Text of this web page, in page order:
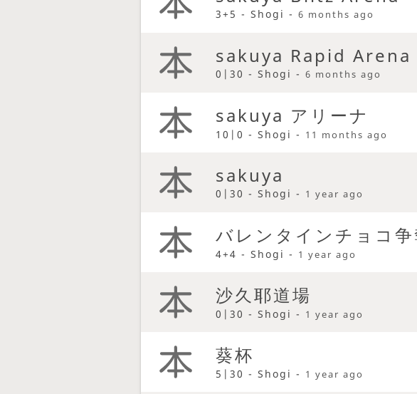
3+5 - Shogi - 6 months ago
sakuya Rapid Arena
0|30 - Shogi - 6 months ago
sakuya アリーナ
10|0 - Shogi - 11 months ago
sakuya
0|30 - Shogi - 1 year ago
バレンタインチョコ争
4+4 - Shogi - 1 year ago
沙久耶道場
0|30 - Shogi - 1 year ago
葵杯
5|30 - Shogi - 1 year ago